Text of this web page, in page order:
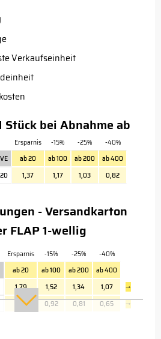
Verkaufseinheit
Stück bei Abnahme ab
Ersparnis -15% -25%
-40%
VE ab 20 ab 100 ab 200
ab 400
20 1,37 1,17 1,03 0,82
- Versandkarton
FLAP 1-wellig
Ersparnis -15% -25%
-40%
ab 20 ab 100 ab 200
ab 400
1,79 1,52 1,34 1,07
→
1,08 0,92 0,81 0,65 →